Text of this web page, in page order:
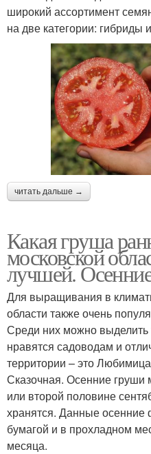
широкий ассортимент
на две категории: гибриды
читать дальше →
Какая груша
московской
лучшей.
Для выращивания в
области также очень
Среди них можно выделить
нравятся садоводам и
территории – это
Сказочная. Осенние груши
или второй половине
хранятся. Данные
бумагой и в прохладном
месяца.